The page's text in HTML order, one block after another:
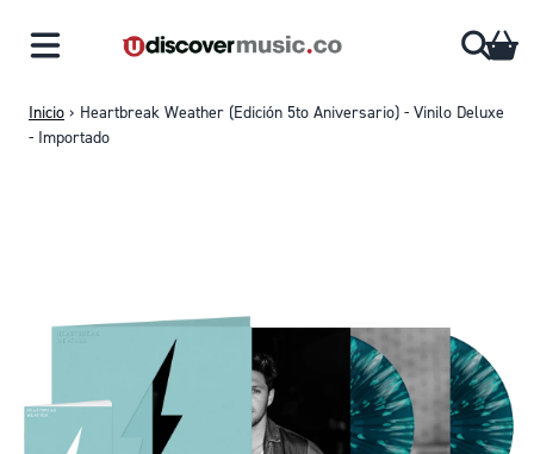
Inicio › Heartbreak Weather (Edición 5to Aniversario) - Vinilo Deluxe
- Importado